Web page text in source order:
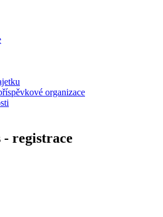
organizace
registrace